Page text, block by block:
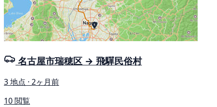
名古屋市瑞穂区 → 飛驒民俗村
3 地点 · 2ヶ月前
10 閲覧